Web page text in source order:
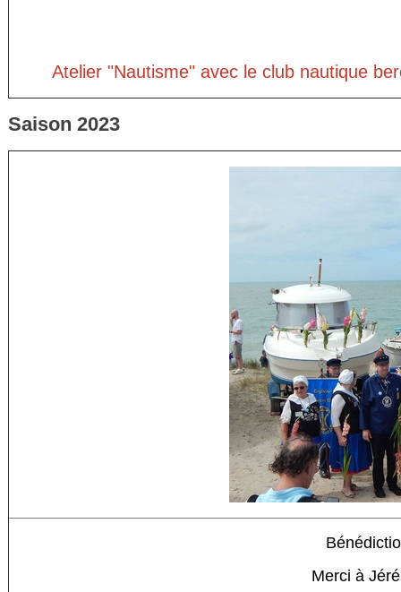
Atelier "Nautisme" avec le club nautique
Saison 2023
Merci à